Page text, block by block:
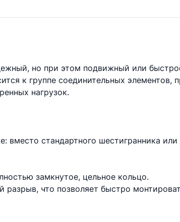
но при этом подвижный или
к группе соединительных элементов,
нагрузок.
вместо стандартного шестигранника
замкнутое, цельное кольцо.
что позволяет быстро